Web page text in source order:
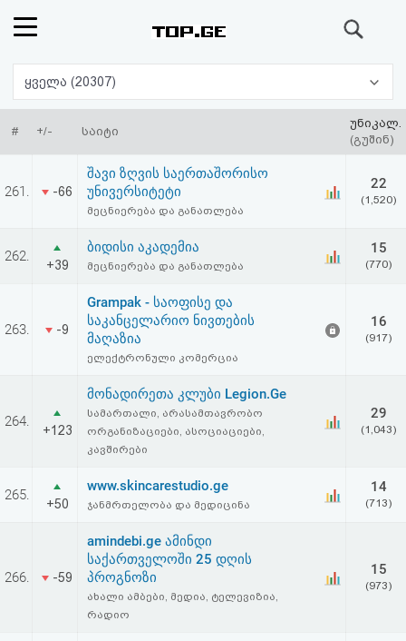
რეიტინგი
(მთავარი)
ფოსტა
პასუხი
რეგისტრაცია
პაროლის
აღდგენა
კოდი
სალიცენზიო
შეთანხმება
ყველა (20307)
# +/- საიტი
უნიკალ.
(გუშინ)
261. -66
შავი ზღვის საერთაშორისო
უნივერსიტეტი
მეცნიერება და განათლება
22
(1,520)
262.
+39
ბიდისი აკადემია
მეცნიერება და განათლება
15
(770)
263. -9
Grampak - საოფისე და
საკანცელარიო ნივთების
მაღაზია
ელექტრონული კომერცია
16
(917)
264.
+123
მონადირეთა კლუბი Legion.Ge
სამართალი, არასამთავრობო
ორგანიზაციები, ასოციაციები,
კავშირები
29
(1,043)
265.
+50
www.skincarestudio.ge
ჯანმრთელობა და მედიცინა
14
(713)
266. -59
amindebi.ge ამინდი
საქართველოში 25 დღის
პროგნოზი
ახალი ამბები, მედია, ტელევიზია,
რადიო
15
(973)